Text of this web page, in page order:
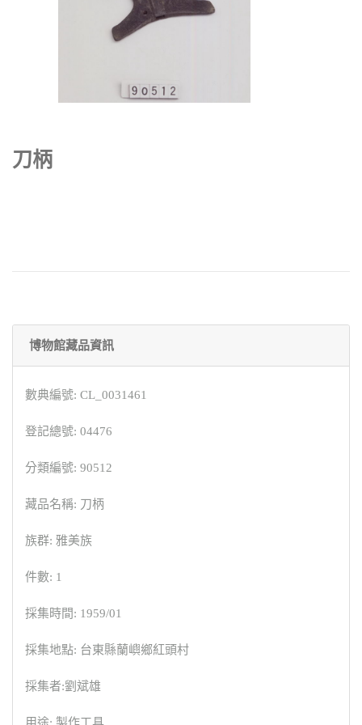
刀柄
博物館藏品資訊
數典編號: CL_0031461
登記總號: 04476
分類編號: 90512
藏品名稱: 刀柄
族群: 雅美族
件數: 1
採集時間: 1959/01
採集地點: 台東縣蘭嶼鄉紅頭村
採集者:劉斌雄
用途: 製作工具